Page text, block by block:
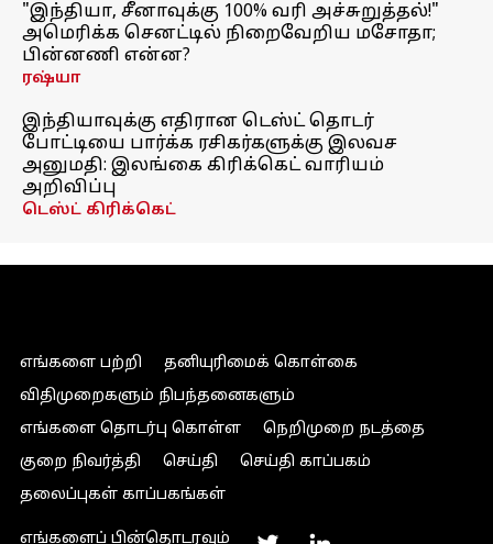
"இந்தியா, சீனாவுக்கு 100% வரி அச்சுறுத்தல்!"
அமெரிக்க செனட்டில் நிறைவேறிய மசோதா;
பின்னணி என்ன?
ரஷ்யா
இந்தியாவுக்கு எதிரான டெஸ்ட் தொடர்
போட்டியை பார்க்க ரசிகர்களுக்கு இலவச
அனுமதி: இலங்கை கிரிக்கெட் வாரியம்
அறிவிப்பு
டெஸ்ட் கிரிக்கெட்
எங்களை பற்றி
தனியுரிமைக் கொள்கை
விதிமுறைகளும் நிபந்தனைகளும்
எங்களை தொடர்பு கொள்ள
நெறிமுறை நடத்தை
குறை நிவர்த்தி
செய்தி
செய்தி காப்பகம்
தலைப்புகள் காப்பகங்கள்
எங்களைப் பின்தொடரவும்